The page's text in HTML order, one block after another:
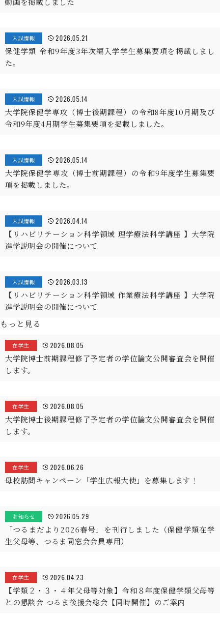
入試情報 2026.05.21
保健学類 令和9年度3年次編入学学生募集要項を掲載しまし
た。
入試情報 2026.05.14
大学院保健学専攻（博士後期課程）の令和8年度10月期及び
令和9年度4月期学生募集要項を掲載しました。
入試情報 2026.05.14
大学院保健学専攻（博士前期課程）の令和9年度学生募集要
項を掲載しました。
入試情報 2026.04.14
【リハビリテーション科学領域 理学療法科学講座 】大学院
進学説明会の開催について
入試情報 2026.03.13
【リハビリテーション科学領域 作業療法科学講座 】大学院
進学説明会の開催について
もっと見る
在学生 2026.08.05
大学院博士前期課程修了予定者の学位論文公開審査会を開催
します。
在学生 2026.08.05
大学院博士後期課程修了予定者の学位論文公開審査会を開催
します。
在学生 2026.06.26
母校訪問キャンペーン「学生広報大使」を募集します！
お知らせ 2026.05.29
「つるまだより2026春号」を刊行しました（保健学類在学
生父母等、つるま同窓会会員専用）
在学生 2026.04.23
【学類２・３・４年父母等対象】令和８年度保健学類父母等
との懇談会 つるま後援会総会【同時開催】のご案内